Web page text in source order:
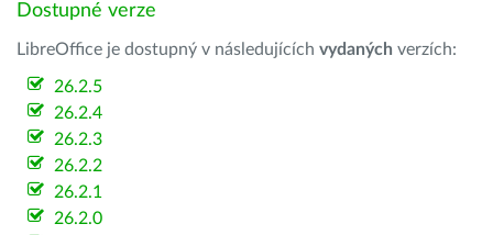
Dostupné verze
LibreOffice je dostupný v následujících vydaných verzích:
26.2.5
26.2.4
26.2.3
26.2.2
26.2.1
26.2.0